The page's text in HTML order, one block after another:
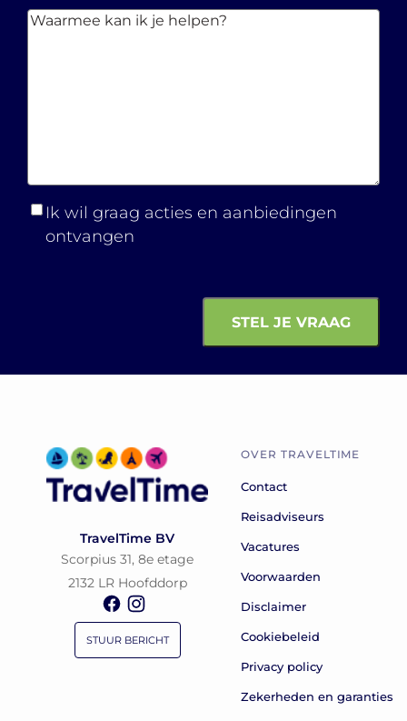
Waarmee
Ik wil graag acties en aanbiedingen
ontvangen
TravelTime BV
Scorpius 31, 8e etage
2132 LR Hoofddorp
STUUR BERICHT
OVER TRAVELTIME
Contact
Reisadviseurs
Vacatures
Voorwaarden
Disclaimer
Cookiebeleid
Privacy policy
Zekerheden en garanties